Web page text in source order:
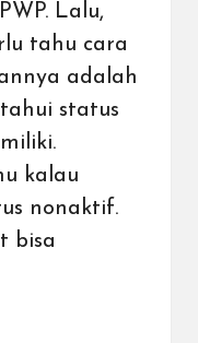
Lalu,
tahu cara
adalah
status
kalau
nonaktif.
bisa